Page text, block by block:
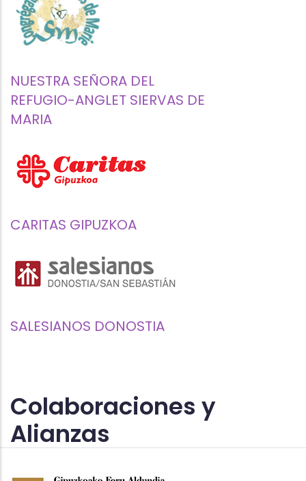
NUESTRA SEÑORA DEL
REFUGIO-ANGLET SIERVAS DE
MARIA
CARITAS GIPUZKOA
SALESIANOS DONOSTIA
Colaboraciones y
Alianzas